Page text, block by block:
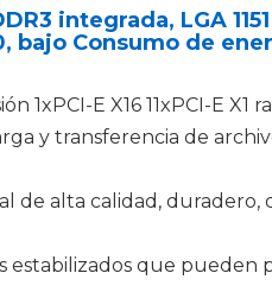
integrada, LGA
bajo Consumo de
1xPCI-E X16 11xPCI-E X1
y transferencia de
de alta calidad, duradero,
estabilizados que pueden